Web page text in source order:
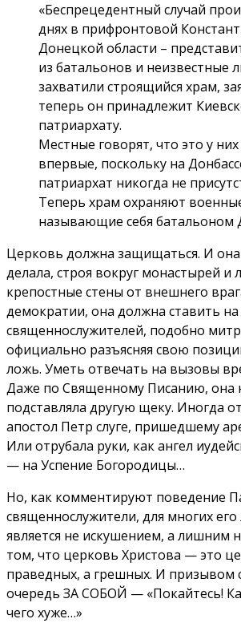
«Беспрецедентный случай
днях в прифронтовой
Донецкой области –
из батальонов и неизвестные
захватили строящийся храм,
теперь он принадлежит
патриархату.
Местные говорят, что это у
впервые, поскольку на
патриархат никогда не
Теперь храм охраняют
называющие себя батальоном
Церковь должна защищаться. И она
делала, строя вокруг монастырей и
крепостные стены от внешнего
демократии, она должна ставить на
священнослужителей, подобно
официально разъясняя свою
ложь. Уметь отвечать на вызовы
Даже по Священному Писанию, она
подставляла другую щеку. Иногда
апостол Петр слуге, пришедшему
Или отрубала руки, как ангел
— на Успение Богородицы…
Но, как комментируют поведение
священнослужители, для многих его
является не искушением, а лишним
том, что церковь Христова — это
праведных, а грешных. И призывом
очередь ЗА СОБОЙ — «Покайтесь!
чего хуже…»